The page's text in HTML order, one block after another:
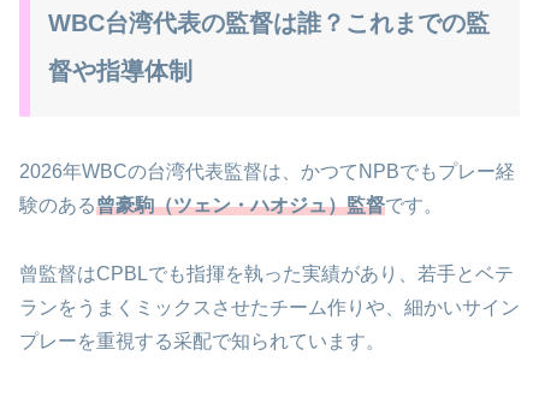
WBC台湾代表の監督は誰？これまでの監
督や指導体制
2026年WBCの台湾代表監督は、かつてNPBでもプレー経
験のある曾豪駒（ツェン・ハオジュ）監督です。
曾監督はCPBLでも指揮を執った実績があり、若手とベテ
ランをうまくミックスさせたチーム作りや、細かいサイン
プレーを重視する采配で知られています。